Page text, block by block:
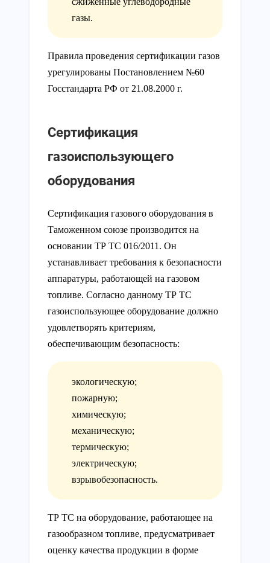
газы.
Правила проведения сертификации газов
урегулированы Постановлением №60
Госстандарта РФ от 21.08.2000 г.
Сертификация
газоиспользующего
оборудования
Сертификация газового оборудования в
Таможенном союзе производится на
основании ТР ТС 016/2011. Он
устанавливает требования к безопасности
аппаратуры, работающей на газовом
топливе. Согласно данному ТР ТС
газоиспользующее оборудование должно
удовлетворять критериям,
обеспечивающим безопасность:
экологическую;
пожарную;
химическую;
механическую;
термическую;
электрическую;
взрывобезопасность.
ТР ТС на оборудование, работающее на
газообразном топливе, предусматривает
оценку качества продукции в форме